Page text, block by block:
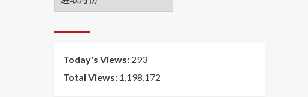
月
序
Today's Views: 293
Total Views: 1,198,172